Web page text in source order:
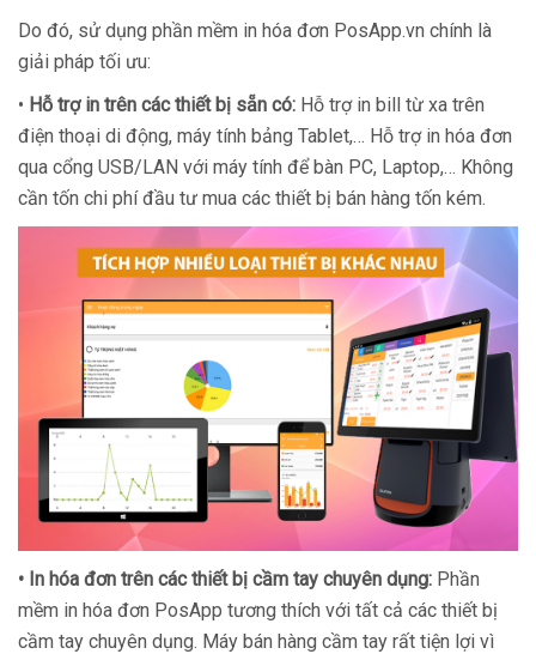
Do đó, sử dụng phần mềm in hóa đơn PosApp.vn chính là
giải pháp tối ưu:
• Hỗ trợ in trên các thiết bị sẵn có: Hỗ trợ in bill từ xa trên
điện thoại di động, máy tính bảng Tablet,… Hỗ trợ in hóa đơn
qua cổng USB/LAN với máy tính để bàn PC, Laptop,… Không
cần tốn chi phí đầu tư mua các thiết bị bán hàng tốn kém.
• In hóa đơn trên các thiết bị cầm tay chuyên dụng: Phần
mềm in hóa đơn PosApp tương thích với tất cả các thiết bị
cầm tay chuyên dụng. Máy bán hàng cầm tay rất tiện lợi vì